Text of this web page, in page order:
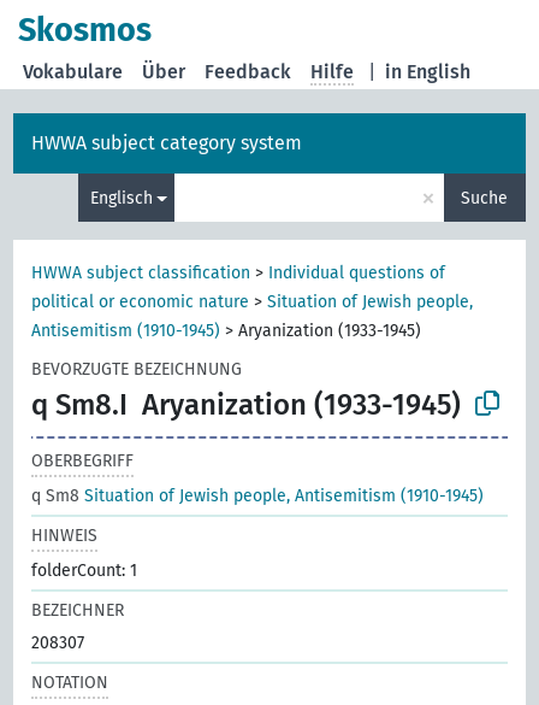
Skosmos
in English
Vokabulare Über Feedback Hilfe
HWWA subject category system
Englisch × Suche
HWWA subject classification > Individual questions of
political or economic nature >Situation of Jewish people,
Antisemitism (1910-1945) >Aryanization (1933-1945)
BEVORZUGTE BEZEICHNUNG
q Sm8.I Aryanization (1933-1945)
OBERBEGRIFF
q Sm8Situation of Jewish people, Antisemitism (1910-1945)
HINWEIS
folderCount: 1
BEZEICHNER
208307
NOTATION